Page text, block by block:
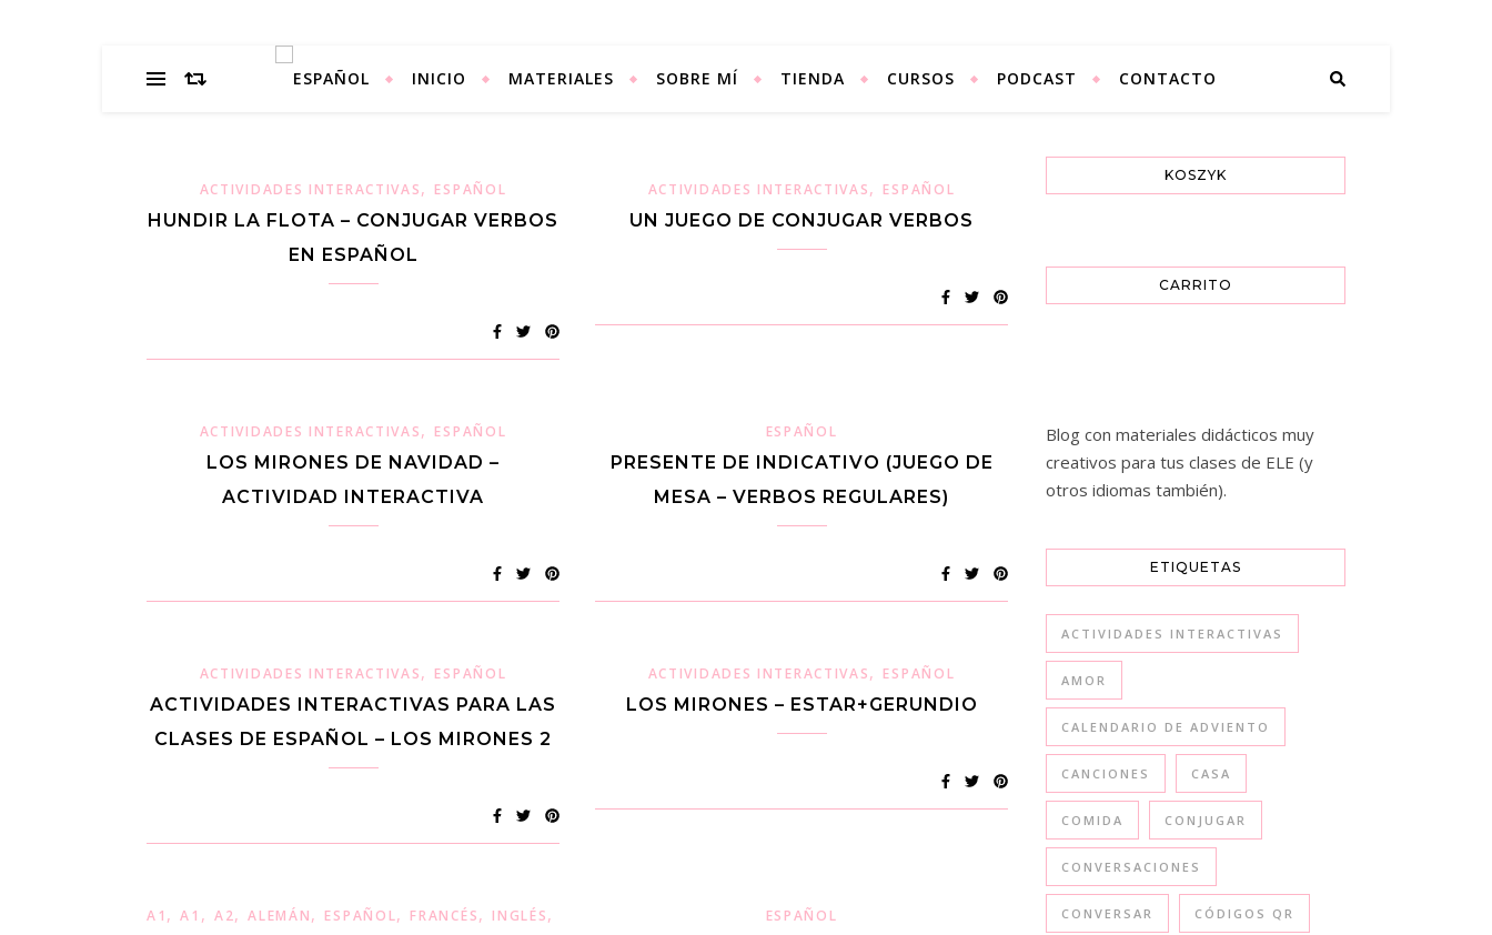
INICIO MATERIALES SOBRE MÍ TIENDA CURSOS PODCAST CONTACTO
ACTIVIDADES INTERACTIVAS, ESPAÑOL
HUNDIR LA FLOTA – CONJUGAR VERBOS
EN ESPAÑOL
ACTIVIDADES INTERACTIVAS, ESPAÑOL
UN JUEGO DE CONJUGAR VERBOS
ACTIVIDADES INTERACTIVAS, ESPAÑOL
LOS MIRONES DE NAVIDAD –
ACTIVIDAD INTERACTIVA
ESPAÑOL
PRESENTE DE INDICATIVO (JUEGO DE
MESA – VERBOS REGULARES)
ACTIVIDADES INTERACTIVAS, ESPAÑOL
ACTIVIDADES INTERACTIVAS PARA LAS
CLASES DE ESPAÑOL – LOS MIRONES 2
ACTIVIDADES INTERACTIVAS, ESPAÑOL
LOS MIRONES – ESTAR+GERUNDIO
A1 ,A1 , A2,ALEMÁN, ESPAÑOL, FRANCÉS, INGLÉS, ESPAÑOL
KOSZYK
CARRITO
Blog con materiales didácticos muy
creativos para tus clases de ELE (y
otros idiomas también).
ETIQUETAS
ACTIVIDADES INTERACTIVAS
AMOR
CALENDARIO DE ADVIENTO
CANCIONES CASA
COMIDA CONJUGAR
CONVERSACIONES
CONVERSAR CÓDIGOS QR